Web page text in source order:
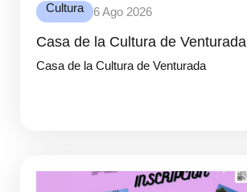
Cultura 6 Ago 2026
Casa de la Cultura de Venturada
Casa de la Cultura de Venturada